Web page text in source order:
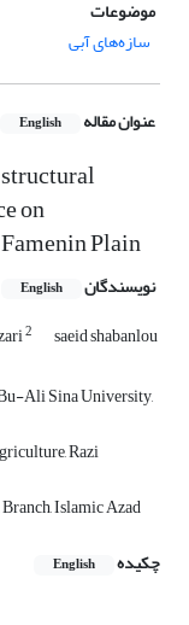
موضوعات
سازه‌های آبی
عنوان مقاله English
on
Plain
نویسندگان English
2 saeid shabanlou
Ali Sina University,
Razi
Islamic Azad
چکیده
English